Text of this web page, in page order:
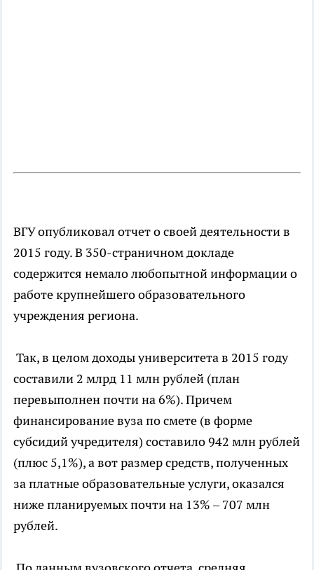
ВГУ опубликовал отчет о своей деятельности в
2015 году. В 350-страничном докладе
содержится немало любопытной информации о
работе крупнейшего образовательного
учреждения региона.
Так, в целом доходы университета в 2015 году
составили 2 млрд 11 млн рублей (план
перевыполнен почти на 6%). Причем
финансирование вуза по смете (в форме
субсидий учредителя) составило 942 млн рублей
(плюс 5,1%), а вот размер средств, полученных
за платные образовательные услуги, оказался
ниже планируемых почти на 13% – 707 млн
рублей.